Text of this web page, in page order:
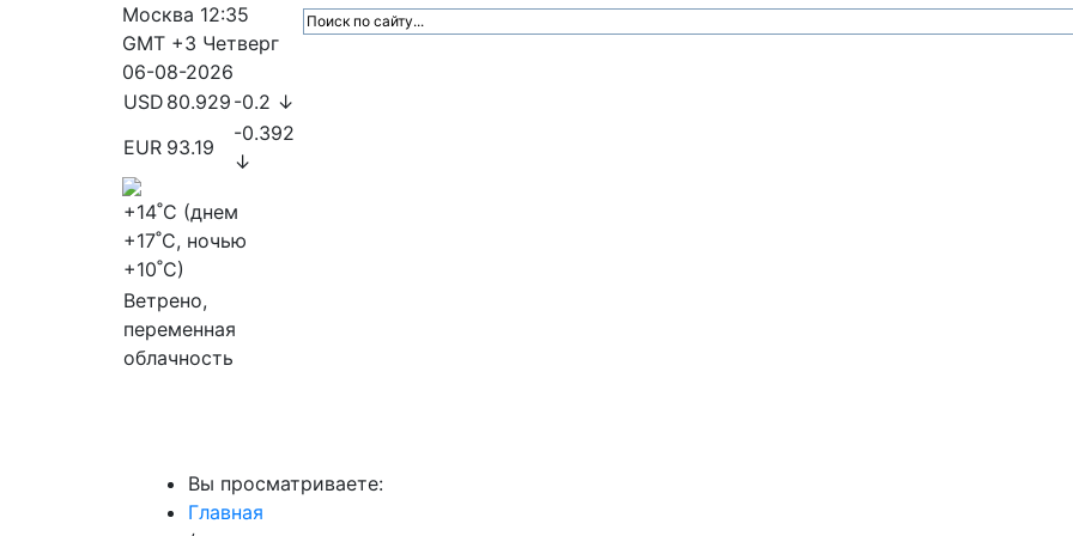
Москва 12:35
GMT +3 Четверг
06-08-2026
USD 80.929 -0.2 ↓
EUR 93.19
-0.392
↓
+14˚C (днем
+17˚C, ночью
+10˚C)
Ветрено,
переменная
облачность
Вы просматриваете:
Главная